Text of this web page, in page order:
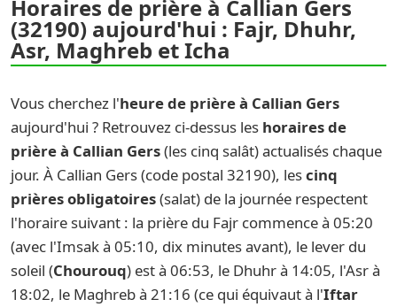
Horaires de prière à Callian Gers
(32190) aujourd'hui : Fajr, Dhuhr,
Asr, Maghreb et Icha
Vous cherchez l'heure de prière à Callian Gers
aujourd'hui ? Retrouvez ci-dessus les horaires de
prière à Callian Gers(les cinq salât) actualisés chaque
jour. À Callian Gers (code postal 32190), lescinq
prières obligatoires(salat) de la journée respectent
l'horaire suivant : la prière du Fajr commence à 05:20
(avec l'Imsak à 05:10, dix minutes avant), le lever du
soleil (Chourouq) est à 06:53, le Dhuhr à 14:05, l'Asr à
18:02, le Maghreb à 21:16 (ce qui équivaut à l'Iftar